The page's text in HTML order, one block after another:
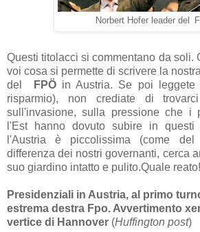
Norbert Hofer leader del
Questi titolacci si commentano da soli.
voi cosa si permette di scrivere la
del
FPÖin Austria. Se poi leggete
risparmio), non crediate di
sull'invasione, sulla pressione che i
l'Est hanno dovuto subire in
l'Austria è piccolissima (come
differenza dei nostri governanti, cerca
suo giardino intatto e pulito.Quale reato!
Presidenziali in Austria, al primo
estrema destra Fpo. Avvertimento
vertice di Hannover (Huffington post)